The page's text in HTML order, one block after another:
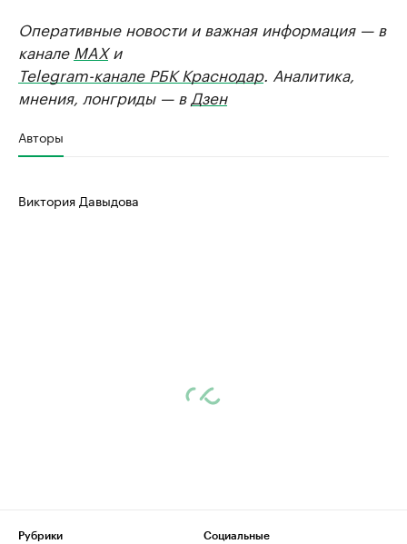
Оперативные новости и важная информация — в
канале MAXи
Telegram-канале РБК Краснодар. Аналитика,
мнения, лонгриды — в Дзен
Авторы
Виктория Давыдова
Рубрики
Социальные